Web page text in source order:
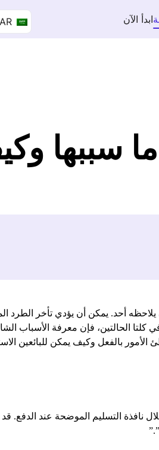
ابدأ الآن
سببها
يلاحظه أحد. يمكن أن يؤدي تأخر الطرد
كلتا الحالتين، فإن معرفة الأسباب
بالفعل وكيف يمكن للبائعين
التسليم الموضحة عند الدفع. قد